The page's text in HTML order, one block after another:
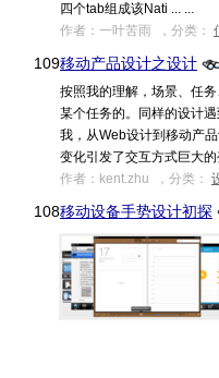
四个tab组成该Nati ... ...
作者：一叶苦雨 ，分类：
109.移动产品设计之设计
按照我的理解，场景、任
某个任务的。同样的设计
我，从Web设计到移动产
变化引发了交互方式巨大
作者：kent.zhu ，分类：
108.移动设备手势设计初探